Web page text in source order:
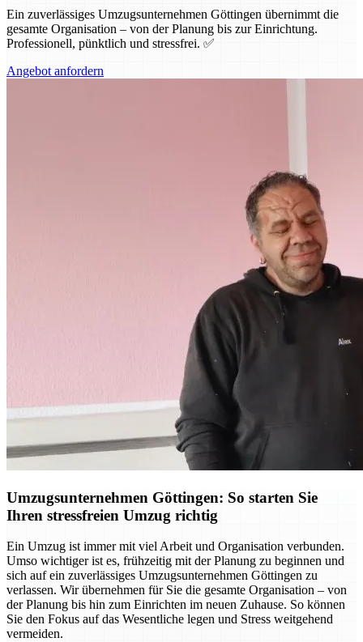
Ein zuverlässiges Umzugsunternehmen Göttingen übernimmt die
gesamte Organisation – von der Planung bis zur Einrichtung.
Professionell, pünktlich und stressfrei. ✅
Angebot anfordern
Umzugsunternehmen Göttingen: So starten Sie
Ihren stressfreien Umzug richtig
Ein Umzug ist immer mit viel Arbeit und Organisation verbunden.
Umso wichtiger ist es, frühzeitig mit der Planung zu beginnen und
sich auf ein zuverlässiges Umzugsunternehmen Göttingen zu
verlassen. Wir übernehmen für Sie die gesamte Organisation – von
der Planung bis hin zum Einrichten im neuen Zuhause. So können
Sie den Fokus auf das Wesentliche legen und Stress weitgehend
vermeiden.